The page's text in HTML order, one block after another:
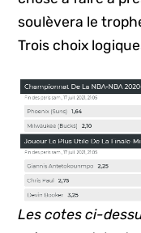
soulèvera le
Trois choix
Les cotes ci-